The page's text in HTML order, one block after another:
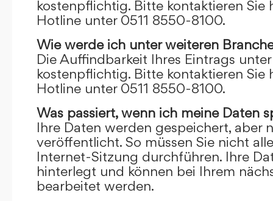
kostenpflichtig. Bitte kontaktieren Sie
Hotline unter 0511 8550-8100.
Wie werde ich unter weiteren
Die Auffindbarkeit Ihres Eintrags
kostenpflichtig. Bitte kontaktieren Sie
Hotline unter 0511 8550-8100.
Was passiert, wenn ich meine Daten
Ihre Daten werden gespeichert, aber
veröffentlicht. So müssen Sie nicht
Internet-Sitzung durchführen. Ihre
hinterlegt und können bei Ihrem
bearbeitet werden.